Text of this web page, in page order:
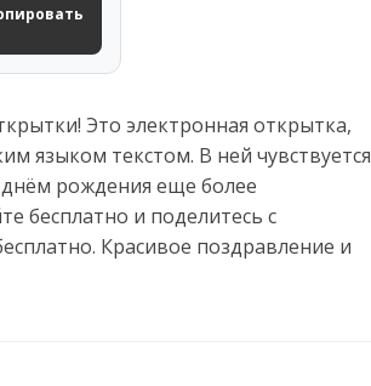
Это электронная открытка,
языком текстом. В ней чувствуется
днём рождения еще более
бесплатно и поделитесь с
Красивое поздравление и